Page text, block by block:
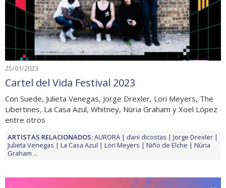
25/01/2023
Cartel del Vida Festival 2023
Con Suede, Julieta Venegas, Jorge Drexler, Lori Meyers, The
Libertines, La Casa Azul, Whitney, Núria Graham y Xoel López
entre otros
ARTISTAS RELACIONADOS:AURORA dani dicostas
Jorge Drexler
Julieta Venegas
La Casa Azul Lori Meyers Niño de Elche
Núria
Graham ...